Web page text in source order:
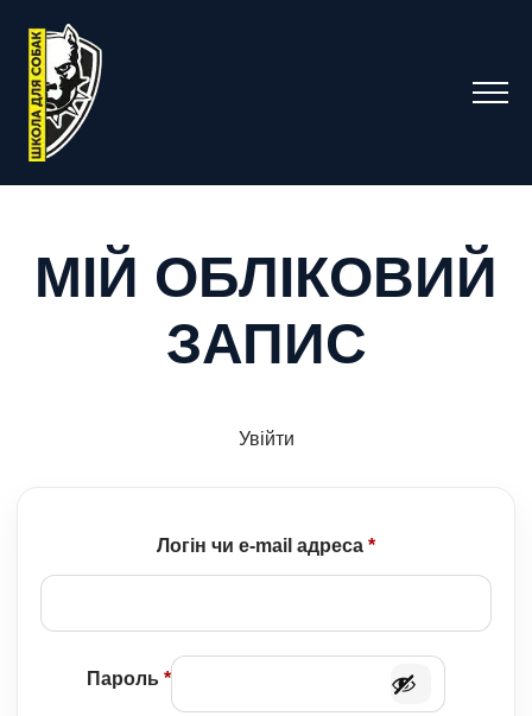
МІЙ ОБЛІКОВИЙ
ЗАПИС
Увійти
Логін чи e-mail адреса *Обов’язкове
Пароль *Обов’язкове